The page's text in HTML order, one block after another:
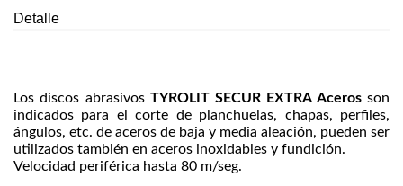
Detalle
Los discos abrasivos TYROLIT SECUR EXTRA Acerosson
indicados para el corte de planchuelas, chapas, perfiles,
ángulos, etc. de aceros de baja y media aleación, pueden ser
utilizados también en aceros inoxidables y fundición.
Velocidad periférica hasta 80 m/seg.